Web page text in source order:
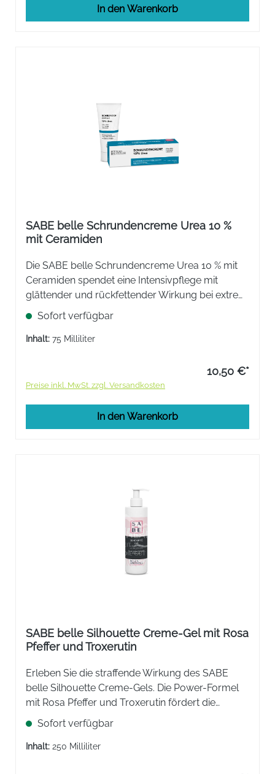
In den Warenkorb
SABE belle Schrundencreme Urea 10 %
mit Ceramiden
Die SABE belle Schrundencreme Urea 10 % mit
Ceramiden ​spendet eine Intensivpflege mit
glättender und rückfettender Wirkung bei extrem
trockenen und rissigen Fersen. Reichhaltige
Textur. Hinterlässt eine glatte und gepflegte Haut.
Sofort verfügbar
Inhalt: 75 Milliliter
10,50 €*
Preise inkl. MwSt. zzgl. Versandkosten
In den Warenkorb
SABE belle Silhouette Creme-Gel mit Rosa
Pfeffer und Troxerutin
Erleben Sie die straffende Wirkung des SABE
belle Silhouette Creme-Gels. Die Power-Formel
mit Rosa Pfeffer und Troxerutin fördert die
Mikrozirkulation, festigt das Bindegewebe und
sorgt für eine glatte Hautstruktur. Ideal zur
täglichen Pflege.
Sofort verfügbar
Inhalt: 250 Milliliter